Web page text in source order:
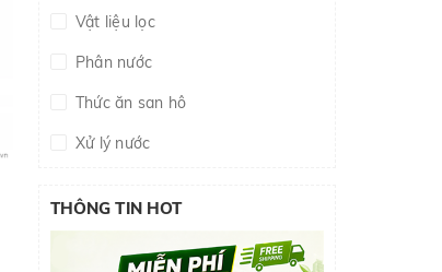
Vật liệu lọc
Phân nước
Thức ăn san hô
Xử lý nước
THÔNG TIN HOT